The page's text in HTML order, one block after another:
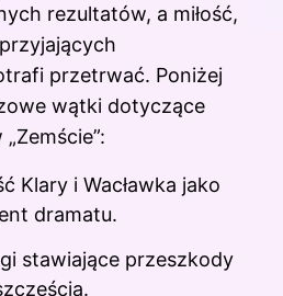
rezultatów, a miłość,
przetrwać. Poniżej
wątki dotyczące
Klary i Wacławka jako
dramatu.
stawiające przeszkody